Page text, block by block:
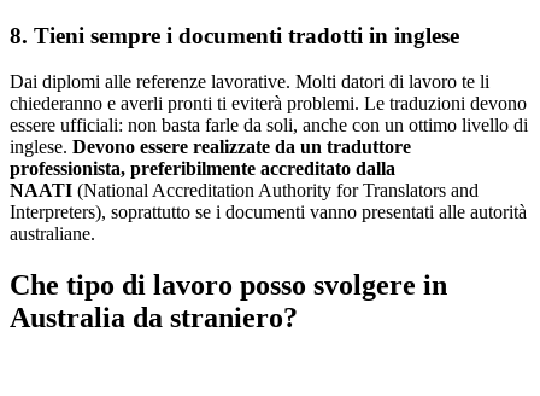
8. Tieni sempre i documenti tradotti in inglese
Dai diplomi alle referenze lavorative. Molti datori di lavoro te li
chiederanno e averli pronti ti eviterà problemi. Le traduzioni devono
essere ufficiali: non basta farle da soli, anche con un ottimo livello di
inglese. Devono essere realizzate da un traduttore
professionista, preferibilmente accreditato dalla
NAATI (National Accreditation Authority for Translators and
Interpreters), soprattutto se i documenti vanno presentati alle autorità
australiane.
Che tipo di lavoro posso svolgere in
Australia da straniero?